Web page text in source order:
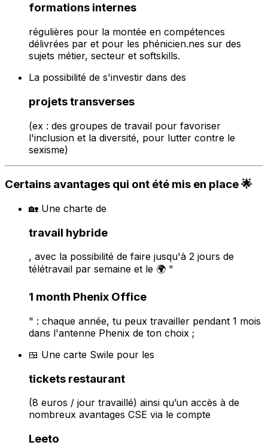
formations internes
régulières pour la montée en compétences
délivrées par et pour les phénicien.nes sur des
sujets métier, secteur et softskills.
La possibilité de s'investir dans des
projets transverses
(ex : des groupes de travail pour favoriser
l'inclusion et la diversité, pour lutter contre le
sexisme)
Certains avantages qui ont été mis en place 🌟
🏡 Une charte de
travail hybride
, avec la possibilité de faire jusqu'à 2 jours de
télétravail par semaine et le 🌍 "
1 month Phenix Office
" : chaque année, tu peux travailler pendant 1 mois
dans l'antenne Phenix de ton choix ;
🍱 Une carte Swile pour les
tickets restaurant
(8 euros / jour travaillé) ainsi qu’un accès à de
nombreux avantages CSE via le compte
Leeto